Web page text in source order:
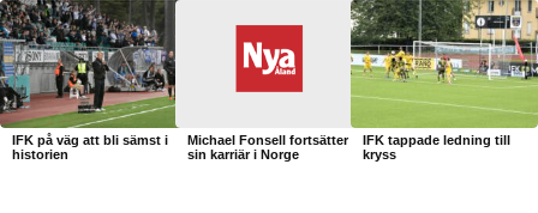
IFK på väg att bli sämst i
historien
Michael Fonsell fortsätter
sin karriär i Norge
IFK tappade ledning till
kryss